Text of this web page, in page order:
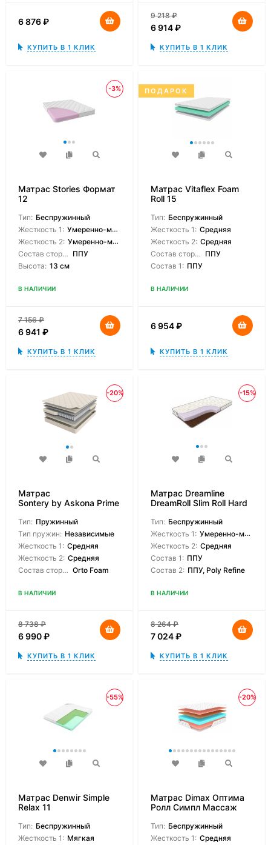
6 876₽
КУПИТЬ В 1 КЛИК
9 218₽
6 914₽
КУПИТЬ В 1 КЛИК
-3%
Матрас Stories Формат
12
Тип: Беспружинный
Жесткость 1: Умеренно-мягкая
Жесткость 2: Умеренно-мягкая
Состав сторон: ППУ
Высота: 13 см
В НАЛИЧИИ
7 156₽
6 941 ₽
КУПИТЬ В 1 КЛИК
ПОДАРОК
Матрас Vitaflex Foam
Roll 15
Тип: Беспружинный
Жесткость 1: Средняя
Жесткость 2: Средняя
Состав сторон: ППУ
Состав 1: ППУ
В НАЛИЧИИ
6 954₽
КУПИТЬ В 1 КЛИК
-20%
Матрас
Sontery by Askona Prime
Тип: Пружинный
Тип пружин: Независимые
Жесткость 1: Средняя
Жесткость 2: Средняя
Состав сторон: Orto Foam
В НАЛИЧИИ
8 738₽
6 990₽
КУПИТЬ В 1 КЛИК
-15%
Матрас Dreamline
DreamRoll Slim Roll Hard
Тип: Беспружинный
Жесткость 1: Умеренно-мягкая
Жесткость 2: Средняя
Состав 1: ППУ
Состав 2: ППУ, Poly Refine
В НАЛИЧИИ
8 264₽
7 024₽
КУПИТЬ В 1 КЛИК
-55%
Матрас Denwir Simple
Relax 11
Тип: Беспружинный
Жесткость 1: Мягкая
-20%
Матрас Dimax Оптима
Ролл Симпл Массаж
Тип: Беспружинный
Жесткость 1: Средняя